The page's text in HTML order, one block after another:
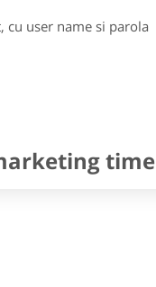
user name si parola
time